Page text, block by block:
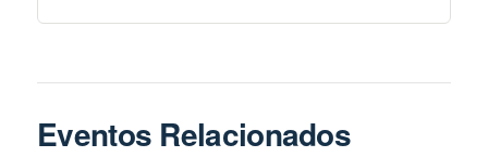
Eventos Relacionados